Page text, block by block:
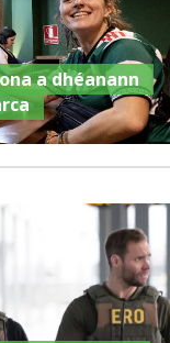
a dhéanann